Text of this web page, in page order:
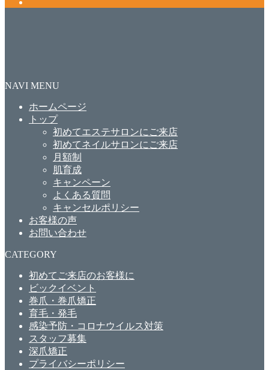
NAVI MENU
ホームページ
トップ
初めてエステサロンにご来店
初めてネイルサロンにご来店
月額制
肌育成
キャンペーン
よくある質問
キャンセルポリシー
お客様の声
お問い合わせ
CATEGORY
初めてご来店のお客様に
ビックイベント
巻爪・巻爪矯正
育毛・発毛
感染予防・コロナウイルス対策
スタッフ募集
深爪矯正
プライバシーポリシー